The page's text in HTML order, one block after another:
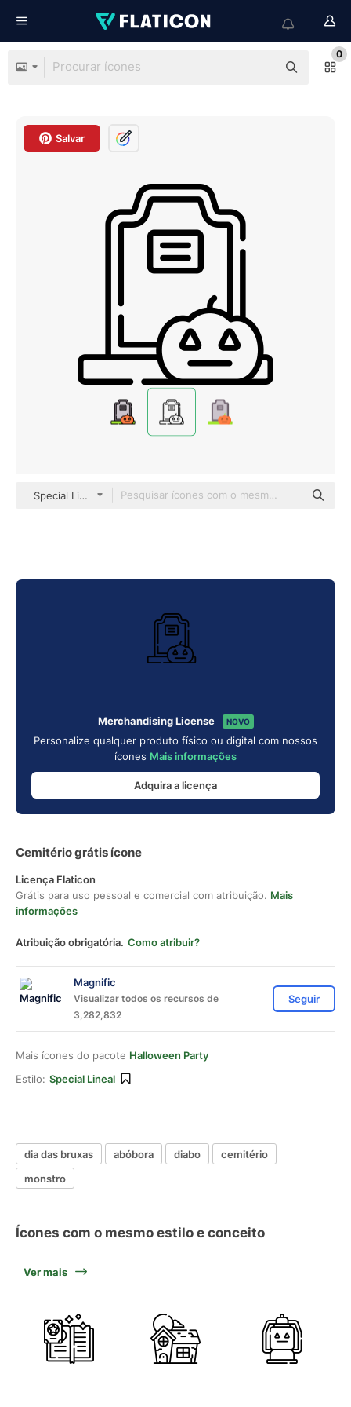
0
Salvar
Special Lineal
Merchandising License NOVO
Personalize qualquer produto físico ou digital com nossos
ícones Mais informações
Adquira a licença
Cemitério grátis ícone
Licença Flaticon
Grátis para uso pessoal e comercial com atribuição. Mais
informações
Atribuição obrigatória. Como atribuir?
Magnific
Visualizar todos os recursos de
3,282,832
Seguir
Mais ícones do pacote Halloween Party
Estilo: Special Lineal
dia das bruxas abóbora diabo
cemitério
monstro
Ícones com o mesmo estilo e conceito
Ver mais